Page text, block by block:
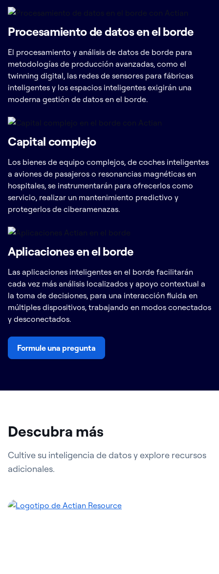
Procesamiento de datos en el borde
El procesamiento y análisis de datos de borde para
metodologías de producción avanzadas, como el
twinning digital, las redes de sensores para fábricas
inteligentes y los espacios inteligentes exigirán una
moderna gestión de datos en el borde.
Capital complejo
Los bienes de equipo complejos, de coches inteligentes
a aviones de pasajeros o resonancias magnéticas en
hospitales, se instrumentarán para ofrecerlos como
servicio, realizar un mantenimiento predictivo y
protegerlos de ciberamenazas.
Aplicaciones en el borde
Las aplicaciones inteligentes en el borde facilitarán
cada vez más análisis localizados y apoyo contextual a
la toma de decisiones, para una interacción fluida en
múltiples dispositivos, trabajando en modos conectados
y desconectados.
Formule una pregunta
Descubra más
Cultive su inteligencia de datos y explore recursos
adicionales.